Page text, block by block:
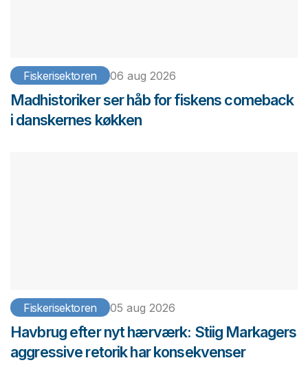
Fiskerisektoren 06 aug 2026
Madhistoriker ser håb for fiskens comeback
i danskernes køkken
Fiskerisektoren 05 aug 2026
Havbrug efter nyt hærværk: Stiig Markagers
aggressive retorik har konsekvenser